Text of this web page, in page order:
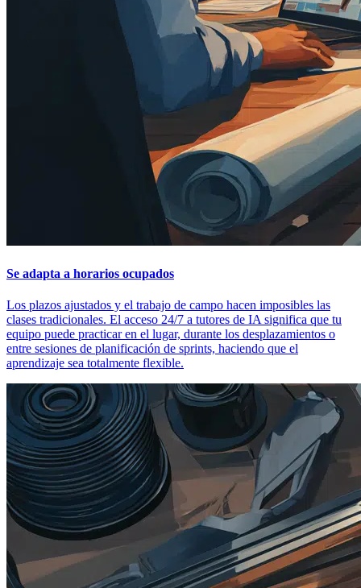
Se adapta a horarios ocupados
Los plazos ajustados y el trabajo de campo hacen imposibles las
clases tradicionales. El acceso 24/7 a tutores de IA significa que tu
equipo puede practicar en el lugar, durante los desplazamientos o
entre sesiones de planificación de sprints, haciendo que el
aprendizaje sea totalmente flexible.